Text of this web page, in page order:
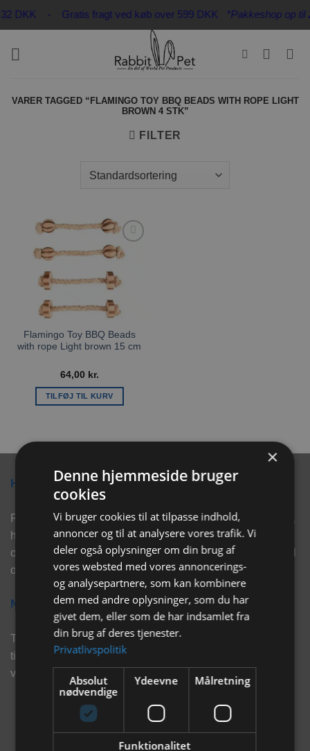
Fortsæt
DKK - Gratis fragt ved køb over 599 DKK *Pakkeshop op til
VARER TAGGED “FLAMINGO TOY BBQ BEADS WITH ROPE LIGHT
BROWN 4 STK”
FILTER
Tilføj til
ønskeliste
Flamingo Toy BBQ Beads
with rope Light brown 15 cm
64,00 kr.
TILFØJ TIL KURV
Hvorfor vælge Rabbitpet?
Rabbitpet sælger ikke kun kvalitetsprodukter såsom, foder,
hø, aktivering, strøelse mm. til vores kunder. Vi hjælper
også med rådgivning, så tøv ikke med at skrive eller ring til
os for hjælp..
Nyhedsbrev
Tilmeld dig vores nyhedsbrev og eksklusive tilbud og få
tilbud på mail før andre gør. Vi vil holde dig opdateret med
vores seneste information, produkter og tilbud.
×
Denne hjemmeside bruger
cookies
Vi bruger cookies til at tilpasse indhold,
annoncer og til at analysere vores trafik. Vi
deler også oplysninger om din brug af
vores websted med vores annoncerings-
og analysepartnere, som kan kombinere
dem med andre oplysninger, som du har
givet dem, eller som de har indsamlet fra
din brug af deres tjenester.
Privatlivspolitik
Absolut
nødvendige
Ydeevne Målretning
Funktionalitet